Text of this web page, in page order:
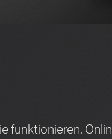
funktionieren.